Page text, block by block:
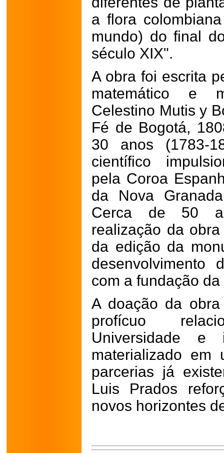
a flora
mundo) do final
século XIX".
A obra foi escrita
matemático e
Celestino Mutis y
Fé de Bogotá,
30 anos (1783-
científico
pela Coroa
da Nova
Cerca de 50
realização da
da edição da
desenvolvimento
com a fundação
A doação da
profícuo
Universidade e
materializado
parcerias já
Luis Prados
novos horizontes